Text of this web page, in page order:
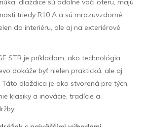
dlaždice sú odolné voči oteru, majú
triedy R10 A a sú mrazuvzdorné,
do interiéru, ale aj na exteriérové
STR je príkladom, ako technológia
dokáže byť nielen praktická, ale aj
dlaždica je ako stvorená pre tých,
klasiky a inovácie, tradície a